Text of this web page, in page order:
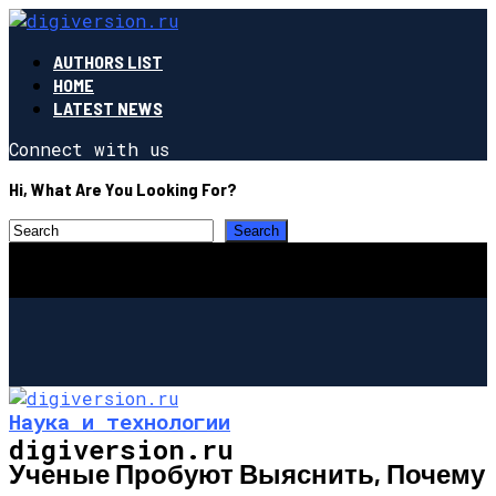
AUTHORS LIST
HOME
LATEST NEWS
Connect with us
Hi, What Are You Looking For?
digiversion.ru
Наука и технологии
Ученые Пробуют Выяснить, Почему